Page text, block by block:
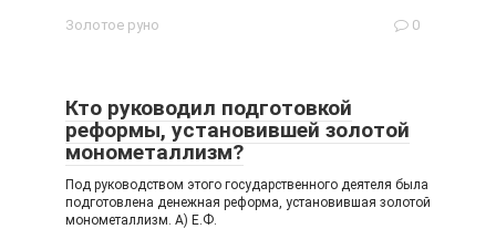
Золотое руно 0
Кто руководил подготовкой
реформы, установившей золотой
монометаллизм?
Под руководством этого государственного деятеля была
подготовлена денежная реформа, установившая золотой
монометаллизм. А) Е.Ф.